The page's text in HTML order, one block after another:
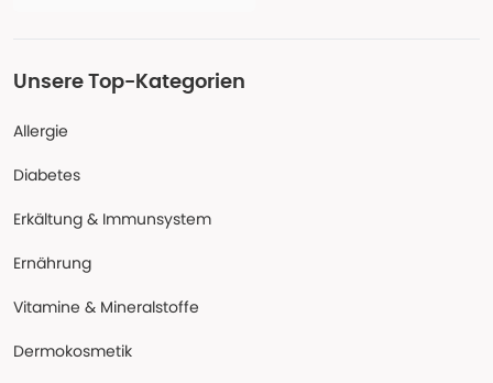
Unsere Top-Kategorien
Allergie
Diabetes
Erkältung & Immunsystem
Ernährung
Vitamine & Mineralstoffe
Dermokosmetik